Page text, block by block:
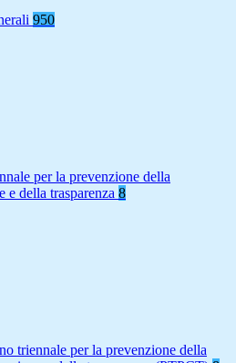
950
per la prevenzione della
e della trasparenza 8
triennale per la prevenzione della